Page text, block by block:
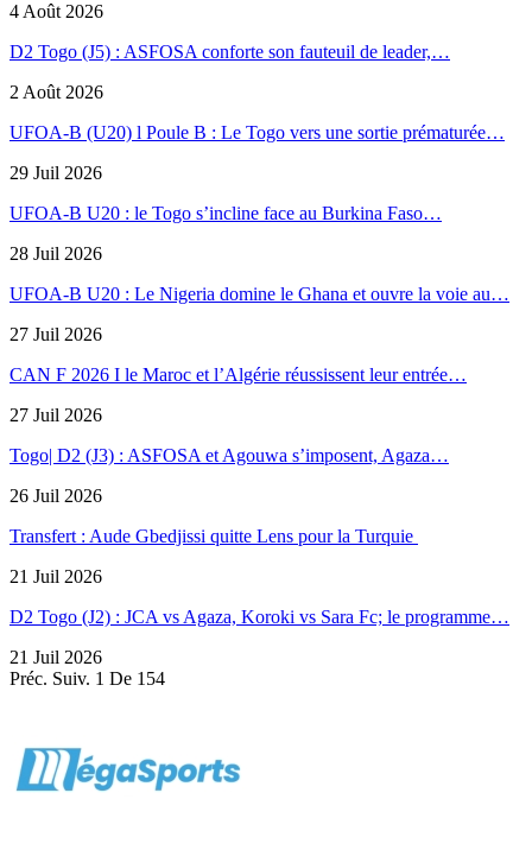
4 Août 2026
D2 Togo (J5) : ASFOSA conforte son fauteuil de leader,…
2 Août 2026
UFOA-B (U20) l Poule B : Le Togo vers une sortie prématurée…
29 Juil 2026
UFOA-B U20 : le Togo s’incline face au Burkina Faso…
28 Juil 2026
UFOA-B U20 : Le Nigeria domine le Ghana et ouvre la voie au…
27 Juil 2026
CAN F 2026 I le Maroc et l’Algérie réussissent leur entrée…
27 Juil 2026
Togo| D2 (J3) : ASFOSA et Agouwa s’imposent, Agaza…
26 Juil 2026
Transfert : Aude Gbedjissi quitte Lens pour la Turquie
21 Juil 2026
D2 Togo (J2) : JCA vs Agaza, Koroki vs Sara Fc; le programme…
21 Juil 2026
Préc. Suiv. 1 De 154